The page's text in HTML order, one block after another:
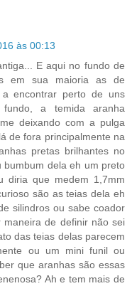
às 00:13
E aqui no fundo de
em sua maioria as de
encontrar perto de uns
a temida aranha
deixando com a pulga
de fora principalmente na
pretas brilhantes no
dela eh um preto
diria que medem 1,7mm
são as teias dela eh
silindros ou sabe coador
de definir não sei
das teias delas parecem
ou um mini funil ou
que aranhas são essas
Ah e tem mais de